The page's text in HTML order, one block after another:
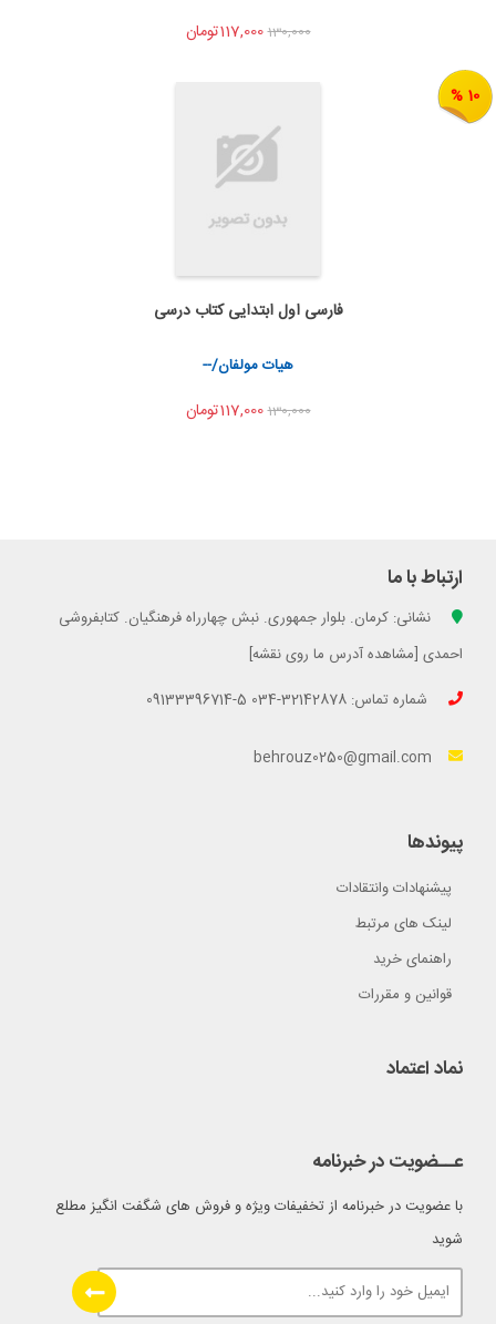
130,000117,000تومان
10 %
به من اطلاع بده
اشتراک گذاری
فارسی اول ابتدایی کتاب درسی
هیات مولفان/--
130,000117,000تومان
ارتباط با ما
نشانی: کرمان. بلوار جمهوری. نبش چهارراه فرهنگیان. کتابفروشی
احمدی [مشاهده آدرس ما روی نقشه]
شماره تماس: 32142878-034 5-09133396714
behrouz0250@gmail.com
پیوندها
پیشنهادات وانتقادات
لینک های مرتبط
راهنمای خرید
قوانین و مقررات
نماد اعتماد
عــضویت در خبرنامه
با عضویت در خبرنامه از تخفیفات ویژه و فروش های شگفت انگیز مطلع
شوید